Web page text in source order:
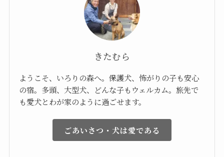
きたむら
ようこそ、いろりの森へ。保護犬、怖がりの子も安心
の宿。多頭、大型犬、どんな子もウェルカム。旅先で
も愛犬とわが家のように過ごせます。
ごあいさつ・犬は愛である